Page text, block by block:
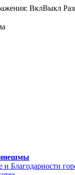
ВклВыкл
Благодарности